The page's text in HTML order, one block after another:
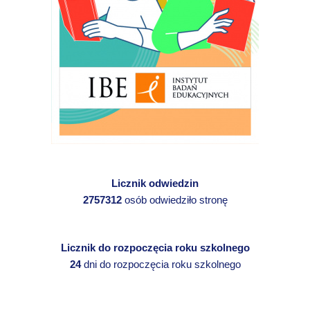
Licznik odwiedzin
2757312osób odwiedziło stronę
Licznik do rozpoczęcia roku szkolnego
24dni do rozpoczęcia roku szkolnego